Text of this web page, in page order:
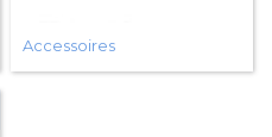
Accessoires